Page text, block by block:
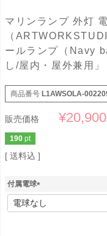
マリンランプ 外灯
（
ールランプ（Navy
し/屋内・屋外兼用」
商品番号 L1AWSOLA-
販売価格 ¥20,900
190 pt
送料込
付属電球
(
必